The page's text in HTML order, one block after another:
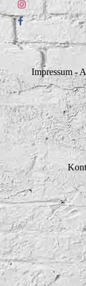
Impressum -